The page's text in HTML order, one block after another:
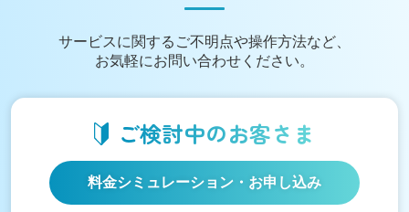
サービスに関する ご不明点や操作方法など、
お気軽にお問い合わせください。
ご検討中のお客さま
料金シミュレーション ・お申し込み